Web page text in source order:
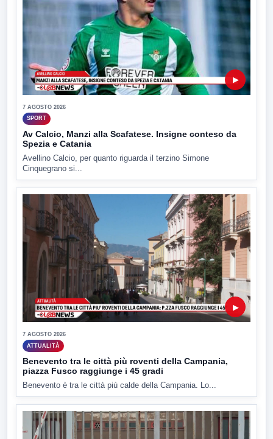
▶
7 AGOSTO 2026
SPORT
Av Calcio, Manzi alla Scafatese. Insigne conteso da
Spezia e Catania
Avellino Calcio, per quanto riguarda il terzino Simone
Cinquegrano si...
▶
7 AGOSTO 2026
ATTUALITÀ
Benevento tra le città più roventi della Campania,
piazza Fusco raggiunge i 45 gradi
Benevento è tra le città più calde della Campania. Lo...